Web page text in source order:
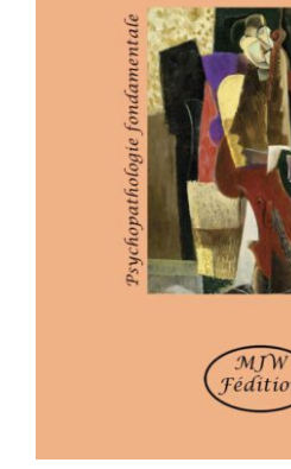
SYMPTÔME ET